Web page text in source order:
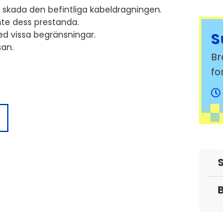
den befintliga kabeldragningen.
dess prestanda.
vissa begränsningar.
Det är en praktisk
lägga till ny teknik. Produkten är
den till ett mångsidigt val för många